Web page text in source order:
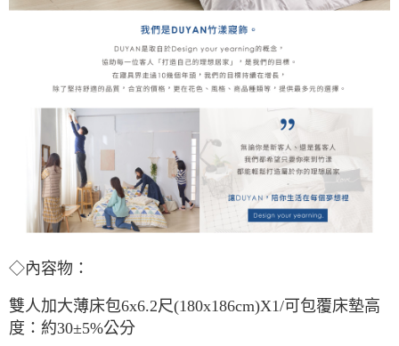
◇內容物：
雙人加大薄床包6x6.2尺(180x186cm)X1/可包覆床墊高
度：約30±5%公分